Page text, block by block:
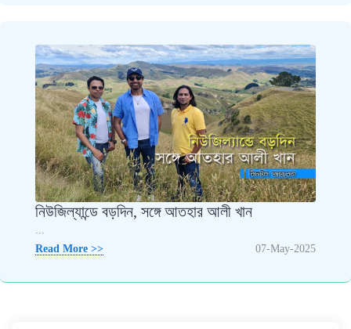
নিউজিল্যান্ডে বড়দিন, সঙ্গে আতহার আলী খান
...
Read More >>
07-May-2025